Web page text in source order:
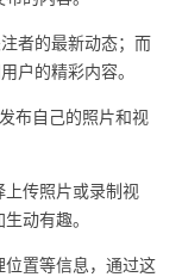
者的最新动态；而
户的精彩内容。
布自己的照片和视
传照片或录制视
动有趣。
置等信息，通过这